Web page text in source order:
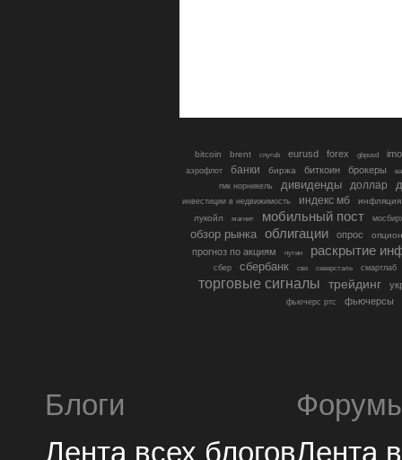
bitcoin brent cnyrub eurusd forex gbpusd
аэрофлот банки биржа биткоин брокеры
гмк норникель
дивиденды доллар
инвестиции в недвижимость индекс мб
инфляция
лукойл
магнит мобильный пост
обзор рынка облигации опрос
прогноз по акциям путин раскрытие
сбер сбербанк сво северсталь смартлаб
торговые сигналы трейдинг
фьючерс ртс фьючерсы
Блоги
Лента всех блоговЛента